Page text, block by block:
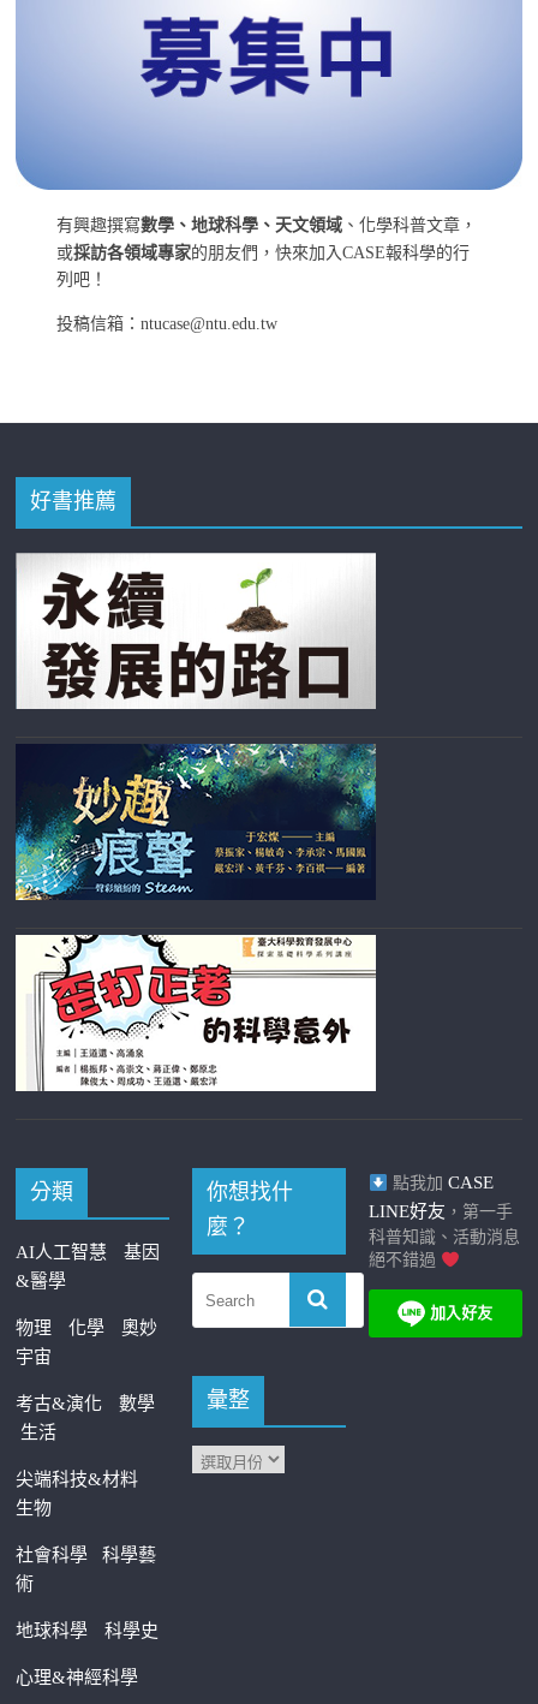
有興趣撰寫數學、地球科學、天文領域 、化學科普文章，
或採訪各領域專家的朋友們，快來加入CASE報科學的行
列吧！
投稿信箱：ntucase@ntu.edu.tw
好書推薦
分類
AI人工智慧
基因
&醫學
物理 化學
奧妙
宇宙
考古&演化
數學
生活
尖端科技&材料
生物
社會科學科學藝
術
地球科學 科學史
心理&神經科學
你想找什
麼？
彙整
點我加 CASE
LINE好友 ，第一手
科普知識、活動消息
絕不錯過